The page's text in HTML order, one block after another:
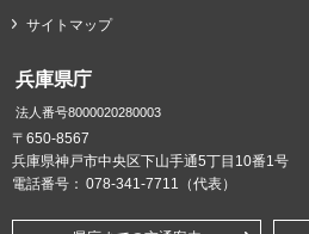
サイトマップ
兵庫県庁
法人番号8000020280003
〒650-8567
兵庫県神戸市中央区下山手通5丁目10番1号
電話番号： 078-341-7711（代表）